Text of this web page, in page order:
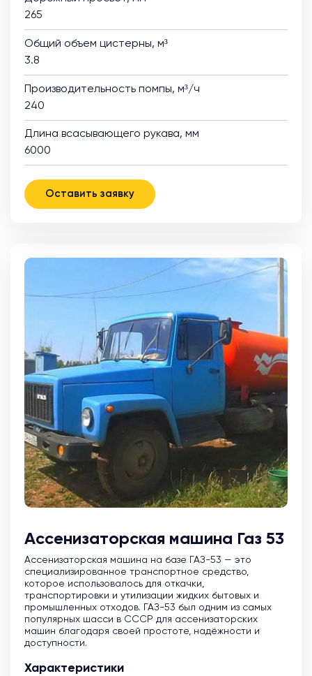
265
Общий объем цистерны, м³
3.8
Производительность помпы, м³/ч
240
Длина всасывающего рукава, мм
6000
Оставить заявку
Ассенизаторская машина Газ 53
Ассенизаторская машина на базе ГАЗ-53 — это
специализированное транспортное средство,
которое использовалось для откачки,
транспортировки и утилизации жидких бытовых и
промышленных отходов. ГАЗ-53 был одним из самых
популярных шасси в СССР для ассенизаторских
машин благодаря своей простоте, надёжности и
доступности.
Характеристики